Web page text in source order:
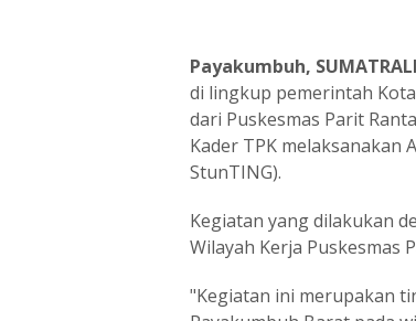
Payakumbuh,
di lingkup pemerintah
dari Puskesmas Parit
Kader TPK melaksanakan
StunTING).
Kegiatan yang dilakukan
Wilayah Kerja Puskesmas
"Kegiatan ini merupakan